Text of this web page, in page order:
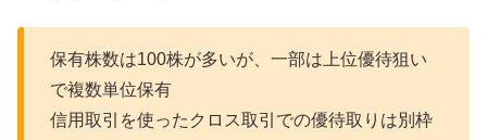
保有株数は100株が多いが、一部は上位優待狙い
で複数単位保有
信用取引を使ったクロス取引での優待取りは別枠